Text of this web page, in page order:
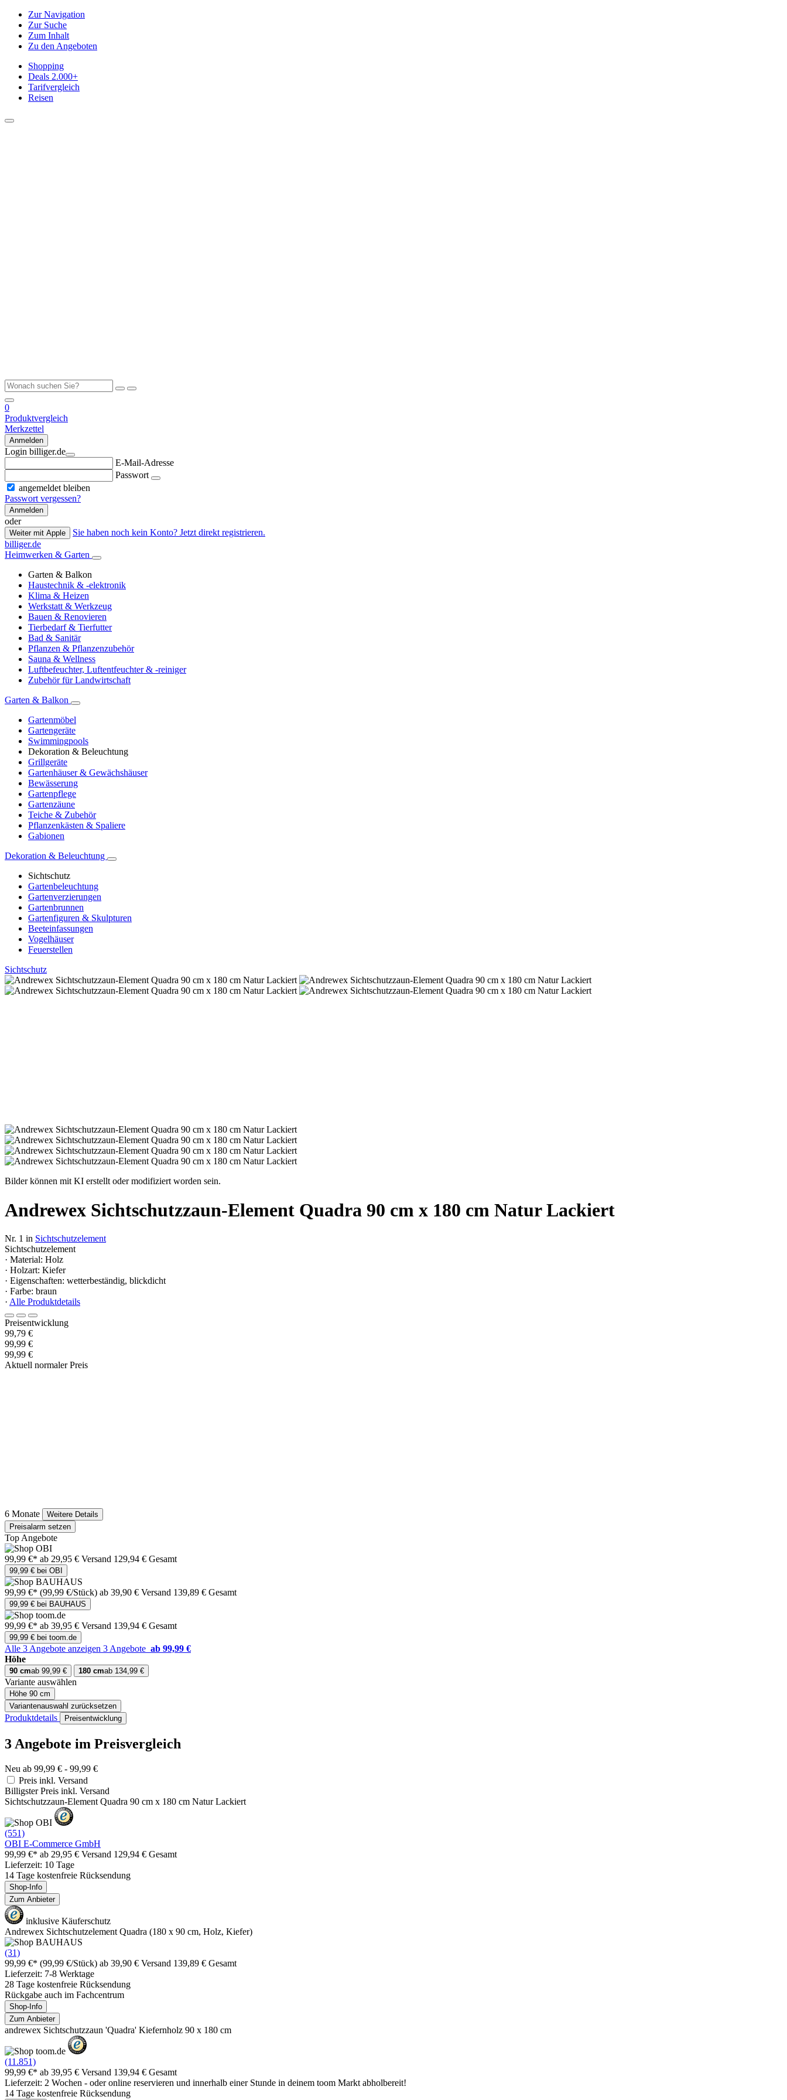
Zur Navigation
Zur Suche
Zum Inhalt
Zu den Angeboten
Shopping
Deals 2.000+
Tarifvergleich
Reisen
0
Produktvergleich
Merkzettel
Anmelden
Login billiger.de
E-Mail-Adresse
Passwort
angemeldet bleiben
Passwort vergessen?
Anmelden
oder
Weiter mit Apple
Sie haben noch kein Konto? Jetzt direkt registrieren.
billiger.de
Heimwerken & Garten
Garten & Balkon
Haustechnik & -elektronik
Klima & Heizen
Werkstatt & Werkzeug
Bauen & Renovieren
Tierbedarf & Tierfutter
Bad & Sanitär
Pflanzen & Pflanzenzubehör
Sauna & Wellness
Luftbefeuchter, Luftentfeuchter & -reiniger
Zubehör für Landwirtschaft
Garten & Balkon
Gartenmöbel
Gartengeräte
Swimmingpools
Dekoration & Beleuchtung
Grillgeräte
Gartenhäuser & Gewächshäuser
Bewässerung
Gartenpflege
Gartenzäune
Teiche & Zubehör
Pflanzenkästen & Spaliere
Gabionen
Dekoration & Beleuchtung
Sichtschutz
Gartenbeleuchtung
Gartenverzierungen
Gartenbrunnen
Gartenfiguren & Skulpturen
Beeteinfassungen
Vogelhäuser
Feuerstellen
Sichtschutz
Bilder können mit KI erstellt oder modifiziert worden sein.
Andrewex Sichtschutzzaun-Element Quadra 90 cm x 180 cm Natur Lackiert
Nr. 1 in Sichtschutzelement
Sichtschutzelement
· Material: Holz
· Holzart: Kiefer
· Eigenschaften: wetterbeständig, blickdicht
· Farbe: braun
· Alle Produktdetails
Preisentwicklung
99,79 €
99,99 €
99,99 €
Aktuell normaler Preis
6 Monate
Weitere Details
Preisalarm setzen
Top Angebote
99,99 €* ab 29,95 € Versand 129,94 € Gesamt
99,99 € bei OBI
99,99 €* (99,99 €/Stück) ab 39,90 € Versand 139,89 € Gesamt
99,99 € bei BAUHAUS
99,99 €* ab 39,95 € Versand 139,94 € Gesamt
99,99 € bei toom.de
Alle 3 Angebote anzeigen 3 Angebote ab 99,99 €
Höhe
90 cmab 99,99 € 180 cmab 134,99 €
Variante auswählen
Höhe 90 cm
Variantenauswahl zurücksetzen
Produktdetails Preisentwicklung
3 Angebote im Preisvergleich
Neu ab 99,99 € - 99,99 €
Preis inkl. Versand
Billigster Preis inkl. Versand
Sichtschutzzaun-Element Quadra 90 cm x 180 cm Natur Lackiert
(551)
OBI E-Commerce GmbH
99,99 €* ab 29,95 € Versand 129,94 € Gesamt
Lieferzeit: 10 Tage
14 Tage kostenfreie Rücksendung
Shop-Info
Zum Anbieter
inklusive Käuferschutz
Andrewex Sichtschutzelement Quadra (180 x 90 cm, Holz, Kiefer)
(31)
99,99 €* (99,99 €/Stück) ab 39,90 € Versand 139,89 € Gesamt
Lieferzeit: 7-8 Werktage
28 Tage kostenfreie Rücksendung
Rückgabe auch im Fachcentrum
Shop-Info
Zum Anbieter
andrewex Sichtschutzzaun 'Quadra' Kiefernholz 90 x 180 cm
(11.851)
99,99 €* ab 39,95 € Versand 139,94 € Gesamt
Lieferzeit: 2 Wochen - oder online reservieren und innerhalb einer Stunde in deinem toom Markt abholbereit!
14 Tage kostenfreie Rücksendung